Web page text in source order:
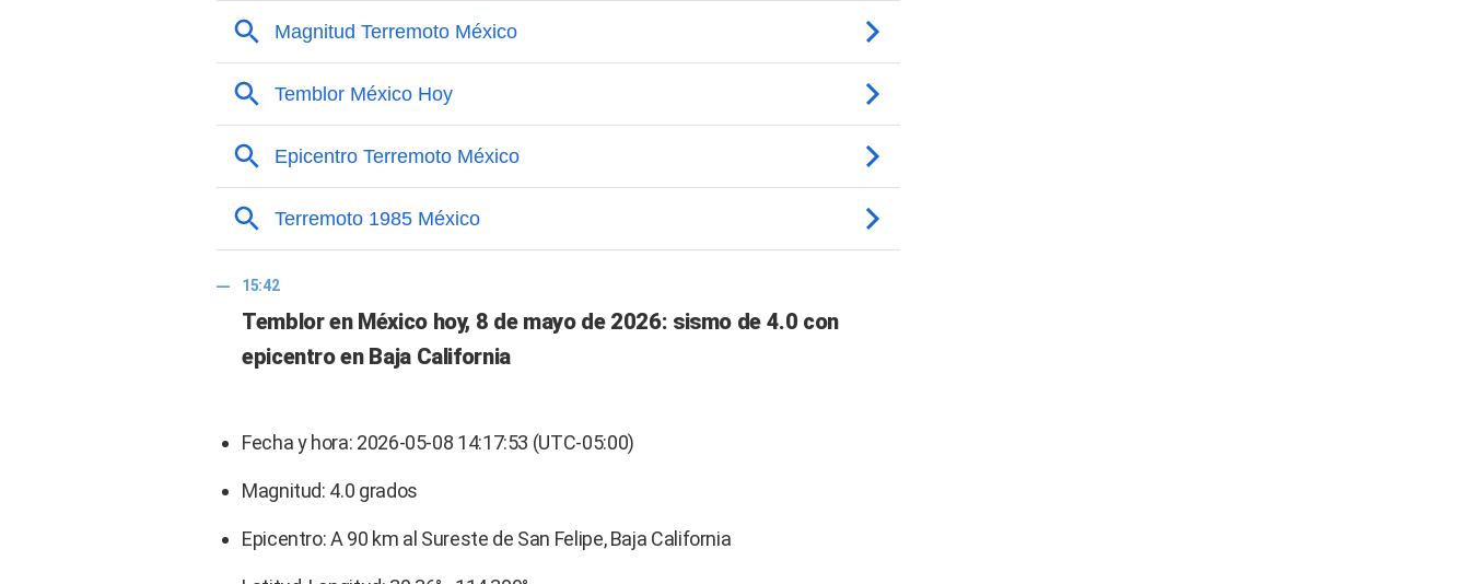
15:42
Temblor en México hoy, 8 de mayo de 2026: sismo de 4.0 con
epicentro en Baja California
Fecha y hora: 2026-05-08 14:17:53 (UTC-05:00)
Magnitud: 4.0 grados
Epicentro: A 90 km al Sureste de San Felipe, Baja California